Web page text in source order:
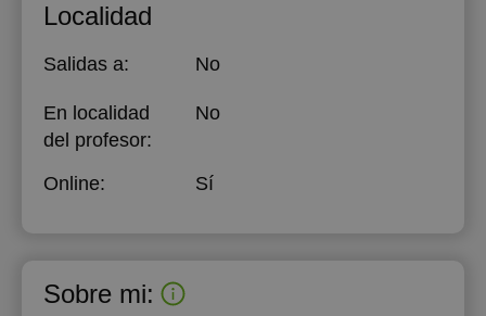
Localidad
Salidas a: No
En localidad
del profesor:
No
Online: Sí
Sobre mi: